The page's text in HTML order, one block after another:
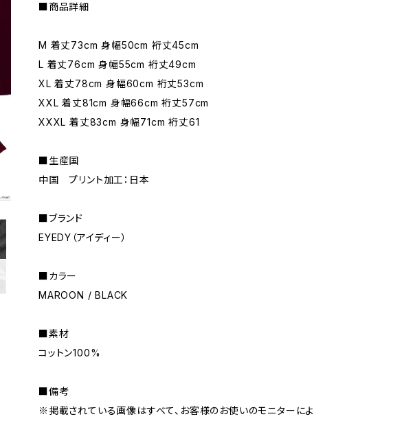
■商品詳細
M 着丈73cm 身幅50cm 裄丈45cm
L 着丈76cm 身幅55cm 裄丈49cm
XL 着丈78cm 身幅60cm 裄丈53cm
XXL 着丈81cm 身幅66cm 裄丈57cm
XXXL 着丈83cm 身幅71cm 裄丈61
■生産国
中国 プリント加工：日本
■ブランド
EYEDY（アイディー）
■カラー
MAROON / BLACK
■素材
コットン100%
■備考
※掲載されている画像はすべて、お客様のお使いのモニターによ